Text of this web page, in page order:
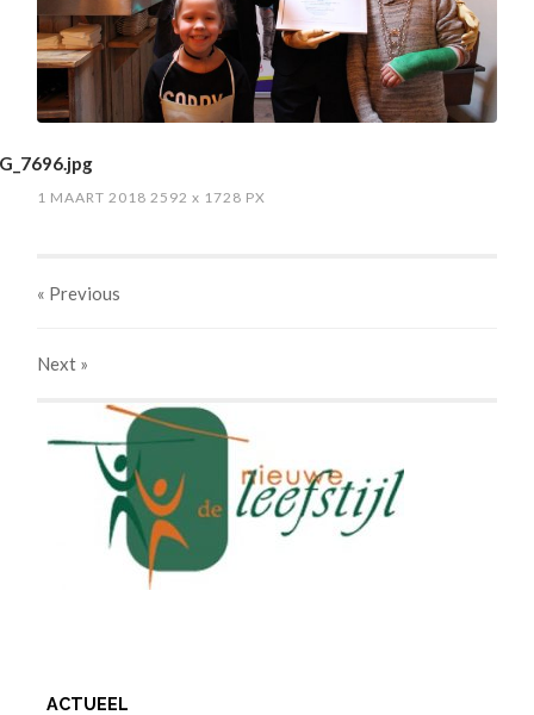
1 MAART 2018 2592x 1728 PX
« Previous
Next »
ACTUEEL